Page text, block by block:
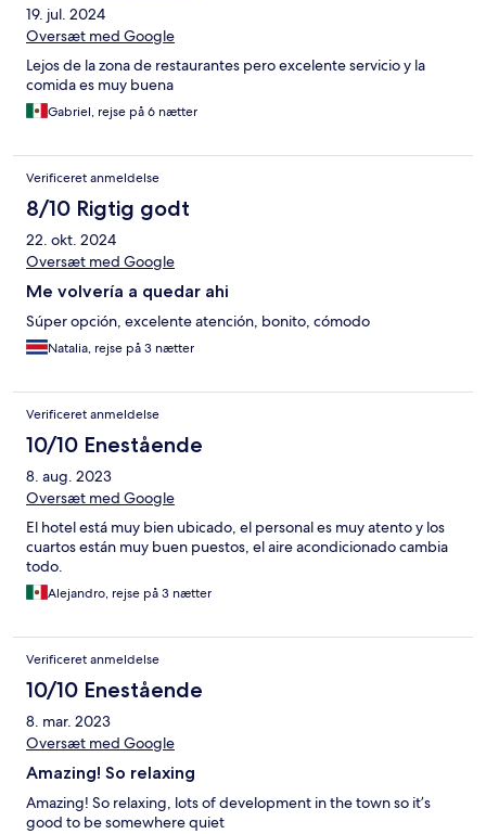
19. jul. 2024
Oversæt med Google
Lejos de la zona de restaurantes pero excelente servicio y la
comida es muy buena
Gabriel, rejse på 6 nætter
Verificeret anmeldelse
8/10 Rigtig godt
22. okt. 2024
Oversæt med Google
Me volvería a quedar ahi
Súper opción, excelente atención, bonito, cómodo
Natalia, rejse på 3 nætter
Verificeret anmeldelse
10/10 Enestående
8. aug. 2023
Oversæt med Google
El hotel está muy bien ubicado, el personal es muy atento y los
cuartos están muy buen puestos, el aire acondicionado cambia
todo.
Alejandro, rejse på 3 nætter
Verificeret anmeldelse
10/10 Enestående
8. mar. 2023
Oversæt med Google
Amazing! So relaxing
Amazing! So relaxing, lots of development in the town so it’s
good to be somewhere quiet